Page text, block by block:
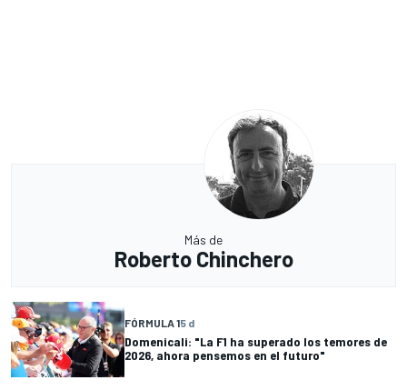
Más de
Roberto Chinchero
FÓRMULA 15 d
Domenicali: "La F1 ha superado los temores de
2026, ahora pensemos en el futuro"